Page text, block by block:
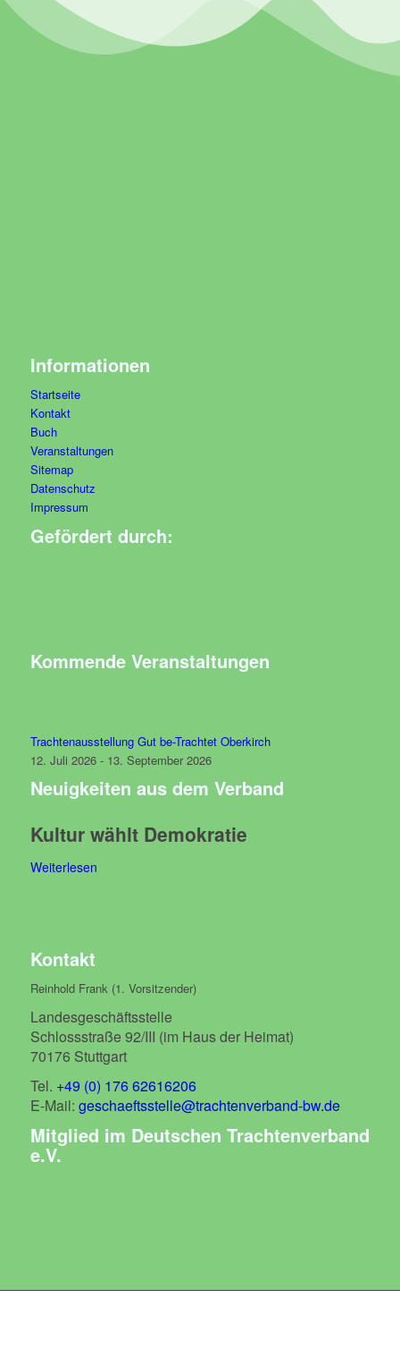
Informationen
Startseite
Kontakt
Buch
Veranstaltungen
Sitemap
Datenschutz
Impressum
Gefördert durch:
Kommende Veranstaltungen
Trachtenausstellung Gut be-Trachtet Oberkirch
12. Juli 2026 - 13. September 2026
Neuigkeiten aus dem Verband
Kultur wählt Demokratie
Weiterlesen
Kontakt
Reinhold Frank (1. Vorsitzender)
Landesgeschäftsstelle
Schlossstraße 92/III (im Haus der Heimat)
70176 Stuttgart
Tel. +49 (0) 176 62616206
E-Mail: geschaeftsstelle@trachtenverband-bw.de
Mitglied im Deutschen Trachtenverband
e.V.